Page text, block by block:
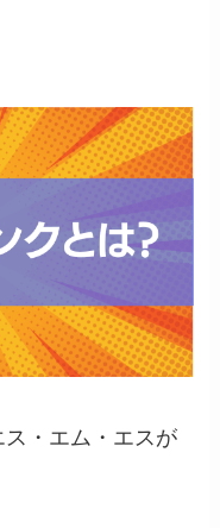
・エム・エスが